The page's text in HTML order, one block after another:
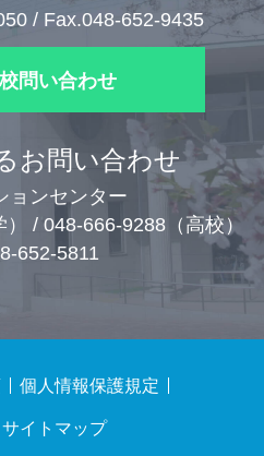
/ Fax.048-652-9435
問い合わせ
お問い合わせ
ョンセンター
/ 048-666-9288（高校）
652-5811
個人情報保護規定
サイトマップ